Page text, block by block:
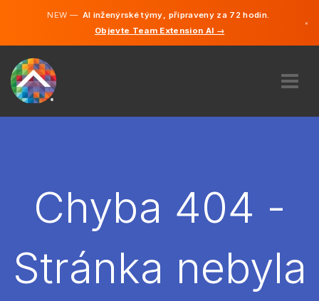
NEW —AI inženýrské týmy, připraveny za 72 hodin.
Objevte Team Extension AI →
×
NAJMOUT
CS
Angličtina
Chyba 404 -
Stránka nebyla